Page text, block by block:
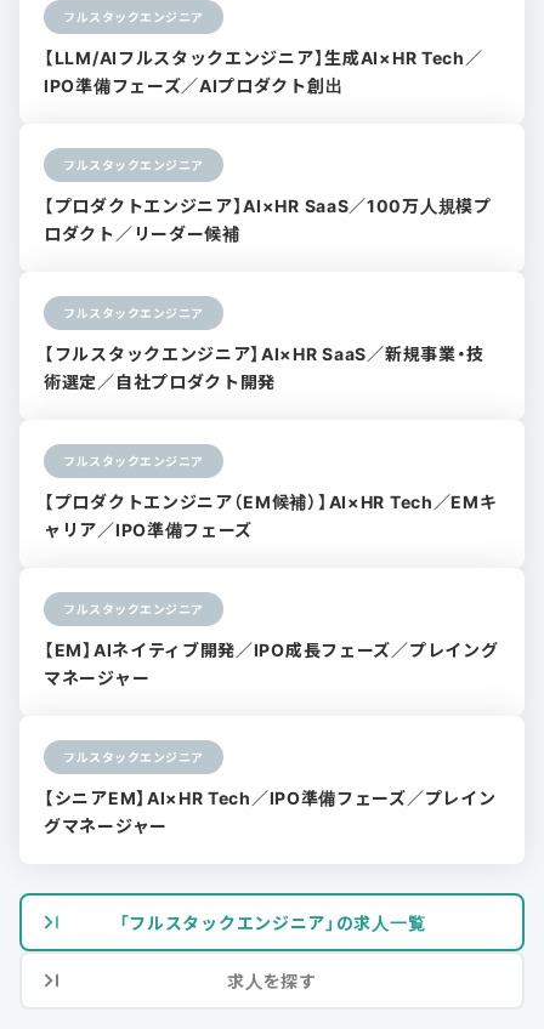
フルスタックエンジニア
【LLM/AIフルスタックエンジニア】生成AI×HR Tech／
IPO準備フェーズ／AIプロダクト創出
フルスタックエンジニア
【プロダクトエンジニア】AI×HR SaaS／100万人規模プ
ロダクト／リーダー候補
フルスタックエンジニア
【フルスタックエンジニア】AI×HR SaaS／新規事業・技
術選定／自社プロダクト開発
フルスタックエンジニア
【プロダクトエンジニア（EM候補）】AI×HR Tech／EMキ
ャリア／IPO準備フェーズ
フルスタックエンジニア
【EM】AIネイティブ開発／IPO成長フェーズ／プレイング
マネージャー
フルスタックエンジニア
【シニアEM】AI×HR Tech／IPO準備フェーズ／プレイン
グマネージャー
「フルスタックエンジニア」の求人一覧
求人を探す